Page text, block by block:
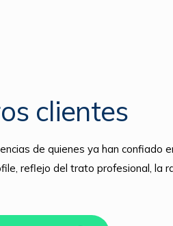
clientes
de quienes ya han confiado
reflejo del trato profesional, la